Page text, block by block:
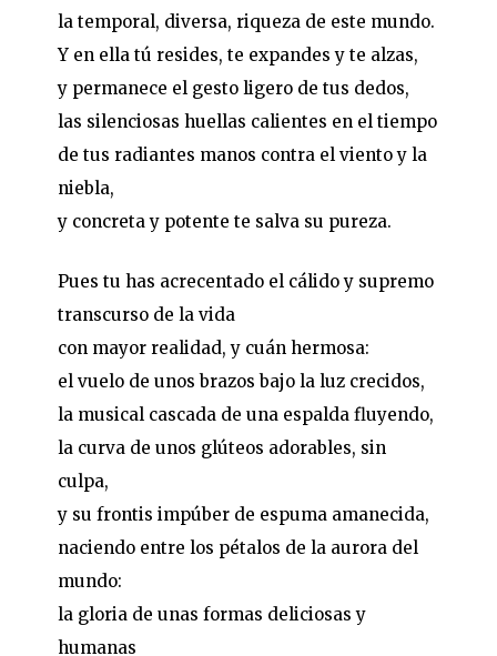
la temporal, diversa, riqueza de este mundo.
Y en ella tú resides, te expandes y te alzas,
y permanece el gesto ligero de tus dedos,
las silenciosas huellas calientes en el tiempo
de tus radiantes manos contra el viento y la
niebla,
y concreta y potente te salva su pureza.
Pues tu has acrecentado el cálido y supremo
transcurso de la vida
con mayor realidad, y cuán hermosa:
el vuelo de unos brazos bajo la luz crecidos,
la musical cascada de una espalda fluyendo,
la curva de unos glúteos adorables, sin
culpa,
y su frontis impúber de espuma amanecida,
naciendo entre los pétalos de la aurora del
mundo:
la gloria de unas formas deliciosas y
humanas